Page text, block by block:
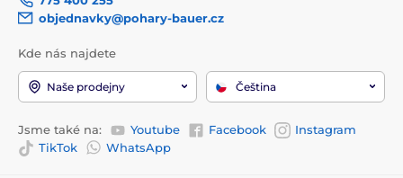
objednavky@pohary-bauer.cz
Kde nás najdete
Naše prodejny Čeština
Jsme také na: Youtube Facebook
Instagram
TikTok
WhatsApp